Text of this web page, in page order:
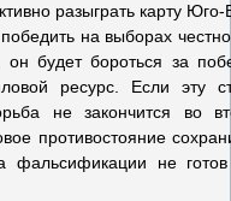
разыграть карту
на выборах
он будет бороться за
ресурс. Если эту
не закончится во
противостояние
фальсификации не